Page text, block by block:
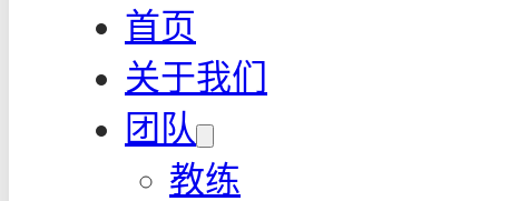
首页
关于我们
团队
教练